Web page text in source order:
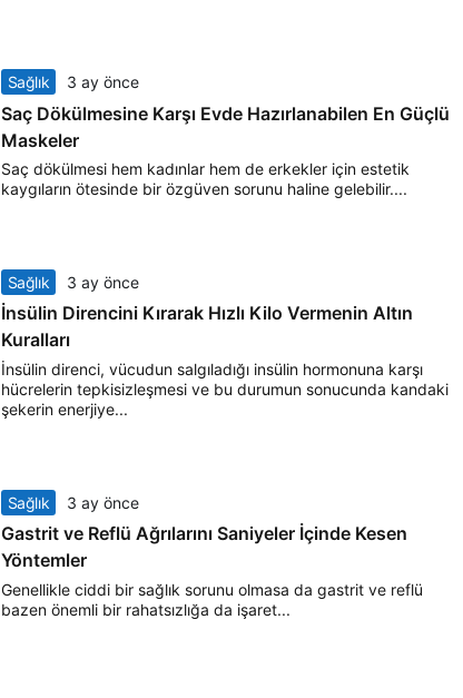
Sağlık 3 ay önce
Saç Dökülmesine Karşı Evde Hazırlanabilen En Güçlü
Maskeler
Saç dökülmesi hem kadınlar hem de erkekler için estetik
kaygıların ötesinde bir özgüven sorunu haline gelebilir....
Sağlık 3 ay önce
İnsülin Direncini Kırarak Hızlı Kilo Vermenin Altın
Kuralları
İnsülin direnci, vücudun salgıladığı insülin hormonuna karşı
hücrelerin tepkisizleşmesi ve bu durumun sonucunda kandaki
şekerin enerjiye...
Sağlık 3 ay önce
Gastrit ve Reflü Ağrılarını Saniyeler İçinde Kesen
Yöntemler
Genellikle ciddi bir sağlık sorunu olmasa da gastrit ve reflü
bazen önemli bir rahatsızlığa da işaret...